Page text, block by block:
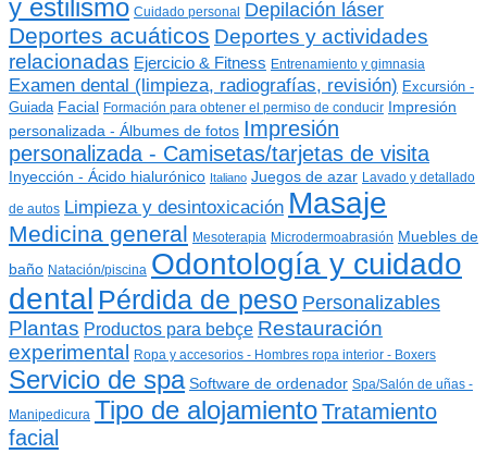
y estilismo Cuidado personal Depilación láser
Deportes acuáticos Deportes y actividades
relacionadas Ejercicio & Fitness Entrenamiento y gimnasia
Examen dental (limpieza, radiografías, revisión) Excursión -
Guiada Facial Formación para obtener el permiso de conducir
Impresión
personalizada - Álbumes de fotos Impresión
personalizada - Camisetas/tarjetas de visita
Inyección - Ácido hialurónico Italiano Juegos de azar Lavado y detallado
de autos Limpieza y desintoxicación Masaje
Medicina general Mesoterapia Microdermoabrasión Muebles de
baño Natación/piscina Odontología y cuidado
dental Pérdida de peso Personalizables
Plantas Productos para bebçe Restauración
experimental
Ropa y accesorios - Hombres ropa interior - Boxers
Servicio de spa Software de ordenador Spa/Salón de uñas -
Manipedicura Tipo de alojamientoTratamiento
facial